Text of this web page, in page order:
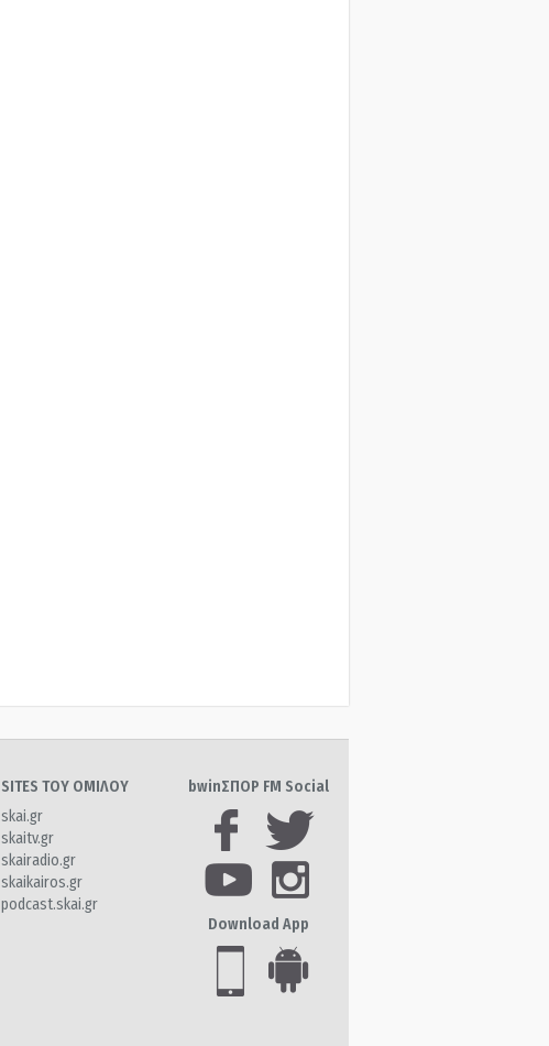
SITES ΤΟΥ ΟΜΙΛΟΥ
skai.gr
skaitv.gr
skairadio.gr
skaikairos.gr
podcast.skai.gr
bwinΣΠΟΡ FM Social
Download App